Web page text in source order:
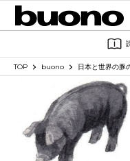
TOP buono 日本と世界の豚